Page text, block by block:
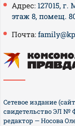
Адрес: 127015,
этаж 8, помещ.
Почта:
Сетевое издание
свидетельство ЭЛ №
редактор — Носова